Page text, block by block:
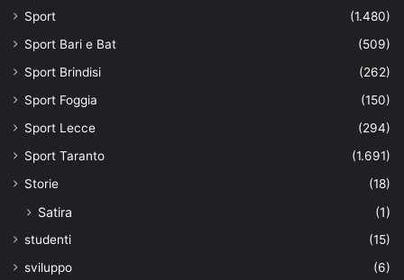
Sport
(1.480)
Sport Bari e Bat
(509)
Sport Brindisi
(262)
Sport Foggia
(150)
Sport Lecce
(294)
Sport Taranto
(1.691)
Storie
(18)
Satira (1)
studenti
(15)
sviluppo
(6)